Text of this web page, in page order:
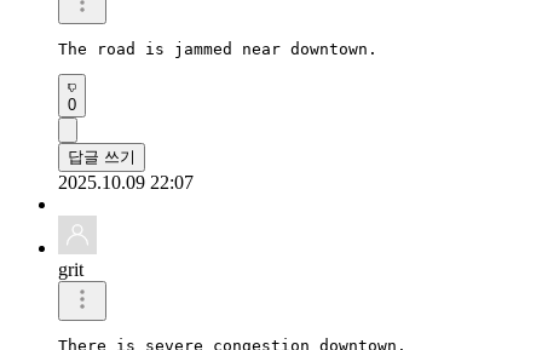
The road is jammed near downtown.
0
답글 쓰기
2025.10.09 22:07
grit
There is severe congestion downtown.